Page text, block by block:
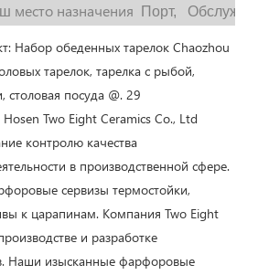
место назначения Порт,
Two Eight Ceramics Co., Ltd
контролю качества
в производственной сфере.
сервизы термостойки,
к царапинам. Компания Two Eight
и разработке
Наши изысканные фарфоровые